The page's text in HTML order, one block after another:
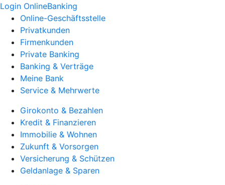
Login OnlineBanking
Online-Geschäftsstelle
Privatkunden
Firmenkunden
Private Banking
Banking & Verträge
Meine Bank
Service & Mehrwerte
Girokonto & Bezahlen
Kredit & Finanzieren
Immobilie & Wohnen
Zukunft & Vorsorgen
Versicherung & Schützen
Geldanlage & Sparen